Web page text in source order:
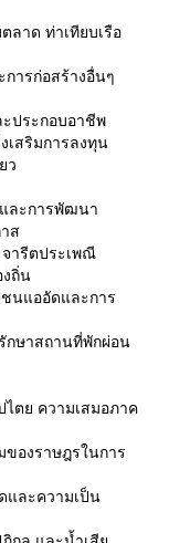
ท่าเทียบเรือ
อสร้างอื่นๆ
กอบอาชีพ
การลงทุน
ารพัฒนา
ส
ประเพณี
ถิ่น
อัดและการ
ถานที่พักผ่อน
วามเสมอภาค
าษฎรในการ
ความเป็น